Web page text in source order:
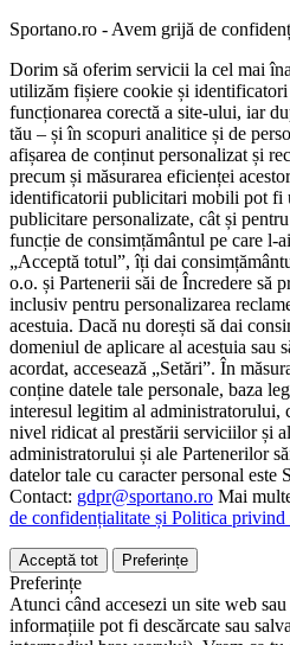
Sportano.ro - Avem grijă de
Dorim să oferim servicii la cel mai
utilizăm fișiere cookie și
funcționarea corectă a site-ului, iar
tău – și în scopuri analitice și de
afișarea de conținut personalizat și
precum și măsurarea eficienței
identificatorii publicitari mobili pot fi
publicitare personalizate, cât și
funcție de consimțământul pe care l-
„Acceptă totul”, îți dai
o.o. și Partenerii săi de Încredere să
inclusiv pentru personalizarea
acestuia. Dacă nu dorești să dai
domeniul de aplicare al acestuia sau
acordat, accesează „Setări”. În
conține datele tale personale, baza
interesul legitim al administratorului,
nivel ridicat al prestării serviciilor și
administratorului și ale Partenerilor
datelor tale cu caracter personal este
Contact: gdpr@sportano.ro Mai
de confidențialitate și Politica
Acceptă tot Preferințe
Preferințe
Atunci când accesezi un site web
informațiile pot fi descărcate sau